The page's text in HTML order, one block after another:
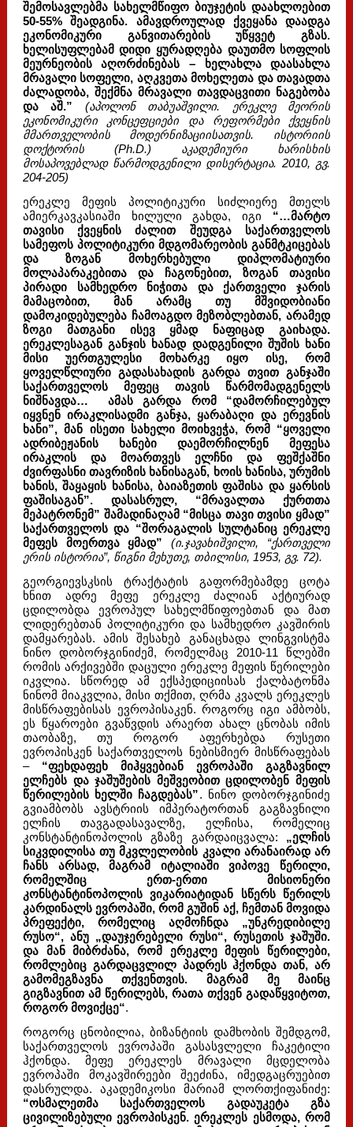
შემოსავლებმა სახელმწიფო ბიუჯეტის დაახლოებით
50-55% შეადგინა. ამავდროულად ქვეყანა დაადგა
ეკონომიკური განვითარების უწყვეტ გზას.
ხელისუფლებამ დიდი ყურადღება დაუთმო სოფლის
მეურნეობის აღორძინებას – ხელახლა დაასახლა
მრავალი სოფელი, აღკვეთა მოხელეთა და თავადთა
ძალადობა, შექმნა მრავალი თავდაცვითი ნაგებობა
და აშ.”
(აპოლონ თაბუაშვილი. ერეკლე მეორის
ეკონომიკური კონცეფციები და რეფორმები ქვეყნის
მმართველობის მოდერნიზაციისათვის. ისტორიის
დოქტორის (Ph.D.) აკადემიური ხარისხის
მოსაპოვებლად წარმოდგენილი დისერტაცია. 2010, გვ.
204-205)
ერეკლე მეფის პოლიტიკური სიძლიერე მთელს
ამიერკავკასიაში ხილული გახდა, იგი “…მარტო
თავისი ქვეყნის ძალით შეუდგა საქართველოს
სამეფოს პოლიტიკური მდგომარეობის განმტკიცებას
და ზოგან მოხერხებული დიპლომატიური
მოლაპარაკებითა და ჩაგონებით, ზოგან თავისი
პირადი სამხედრო ნიჭითა და ქართველი ჯარის
მამაცობით, მან არამც თუ მშვიდობიანი
დამოკიდებულება ჩამოაგდო მეზობლებთან, არამედ
ზოგი მათგანი ისევ ყმად ნაფიცად გაიხადა.
ერეკლესაგან განჯის ხანად დადგენილი შუშის ხანი
მისი უერთგულესი მოხარკე იყო ისე, რომ
ყოველწლიური გადასახადის გარდა თვით განჯაში
საქართველოს მეფეც თავის წარმომადგენელს
ნიშნავდა… ამას გარდა რომ “დამორჩილებულ
იყვნენ ირაკლისადმი განჯა, ყარაბაღი და ერევნის
ხანი”, მან ისეთი სახელი მოიხვეჭა, რომ “ყოველი
ადრიბეჟანის ხანები დაემორჩილნენ მეფესა
ირაკლის და მოართვეს ელჩნი და ფეშქაშნი
ძვირფასნი თავრიზის ხანისაგან, ხოის ხანისა, ურუმის
ხანის, შაყაყის ხანისა, ბაიაზეთის ფაშისა და ყარსის
ფაშისაგან”. დასასრულ, “მრავალთა ქურთთა
მეპატრონემ” შამადინაღამ “მისცა თავი თვისი ყმად”
საქართველოს და “შორაგალის სულტანიც ერეკლე
მეფეს მოერთვა ყმად”(ი.ჯავახიშვილი, “ქართველი
ერის ისტორია”, წიგნი მეხუთე, თბილისი, 1953, გვ. 72).
გეორგიევსკსის ტრაქტატის გაფორმებამდე ცოტა
ხნით ადრე მეფე ერეკლე ძალიან აქტიურად
ცდილობდა ევროპულ სახელმწიფოებთან და მათ
ლიდერებთან პოლიტიკური და სამხედრო კავშირის
დამყარებას. ამის შესახებ განაცხადა ლინგვისტმა
ნინო დობორჯგინიძემ, რომელმაც 2010-11 წლებში
რომის არქივებში დაცული ერეკლე მეფის წერილები
იკვლია. სწორედ ამ ექსპედიციისას ქალბატონმა
ნინომ მიაკვლია, მისი თქმით, ღრმა კვალს ერეკლეს
მისწრაფებისას ევროპისაკენ. როგორც იგი ამბობს,
ეს წყაროები გვაწვდის არაერთ ახალ ცნობას იმის
თაობაზე, თუ როგორ აფერხებდა რუსეთი
ევროპისკენ საქართველოს ნებისმიერ მისწრაფებას
– “ფეხდაფეხ მიჰყვებიან ევროპაში გაგზავნილ
ელჩებს და ჯაშუშების მეშვეობით ცდილობენ მეფის
წერილების ხელში ჩაგდებას”. ნინო დობორჯგინიძე
გვიამბობს ავსტრიის იმპერატორთან გაგზავნილი
ელჩის თავგადასავალზე, ელჩისა, რომელიც
კონსტანტინოპოლის გზაზე გარდაიცვალა: „ელჩის
სიკვდილისა თუ მკვლელობის კვალი არანაირად არ
ჩანს არსად, მაგრამ იტალიაში ვიპოვე წერილი,
რომელშიც ერთ-ერთი მისიონერი
კონსტანტინოპოლის ვიკარიატიდან სწერს წერილს
კარდინალს ევროპაში, რომ გუშინ აქ, ჩემთან მოვიდა
პრეფექტი, რომელიც აღმოჩნდა „უნკრედიბილე
რუსო“, ანუ „დაუჯერებელი რუსი“, რუსეთის ჯაშუში.
და მან მიბრძანა, რომ ერეკლე მეფის წერილები,
რომლებიც გარდაცვლილ პადრეს ჰქონდა თან, არ
გამომეგზავნა თქვენთვის. მაგრამ მე მაინც
გიგზავნით ამ წერილებს, რათა თქვენ გადაწყვიტოთ,
როგორ მოვიქცე“.
როგორც ცნობილია, ბიზანტიის დამხობის შემდგომ,
საქართველოს ევროპაში გასასვლელი ჩაკეტილი
ჰქონდა. მეფე ერეკლეს მრავალი მცდელობა
ევროპაში მოკავშირეები შეეძინა, იმედგაცრუებით
დასრულდა. აკადემიკოსი მარიამ ლორთქიფანიძე:
“ოსმალეთმა საქართველოს გადაუკეტა გზა
ცივილიზებული ევროპისკენ. ერეკლეს ესმოდა, რომ